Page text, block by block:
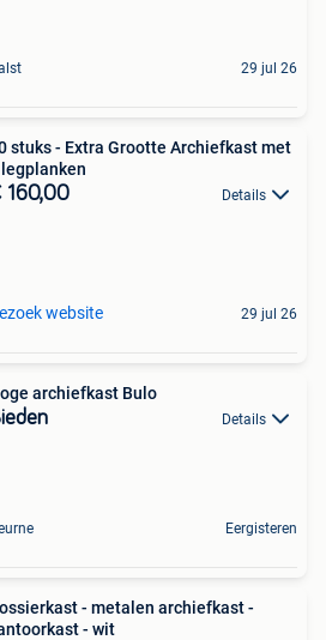
29 jul 26
stuks - Extra Grootte Archiefkast met
160,00 Details
website 29 jul 26
archiefkast Bulo
Details
Eergisteren
- metalen archiefkast -
- wit